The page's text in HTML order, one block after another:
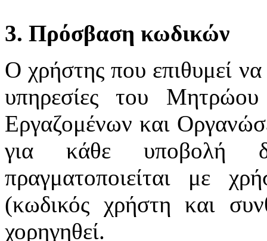
3. Πρόσβαση κωδικών
Ο χρήστης που επιθυμεί να
υπηρεσίες του Μητρώου
Εργαζομένων και
για κάθε υποβολή
πραγματοποιείται με
(κωδικός χρήστη και
χορηγηθεί.